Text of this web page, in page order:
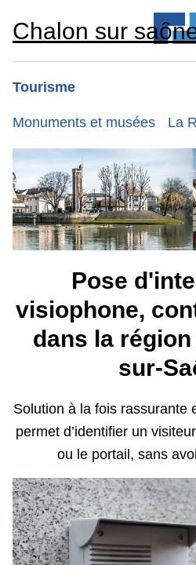
Chalon sur
Tourisme
Monuments et musées La
Pose
visiophone,
dans la
sur-
Solution à la fois rassurante
permet d’identifier un
ou le portail, sans